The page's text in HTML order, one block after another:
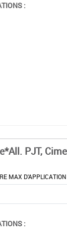
:
PJT,
MAX D'APPLICATION
: